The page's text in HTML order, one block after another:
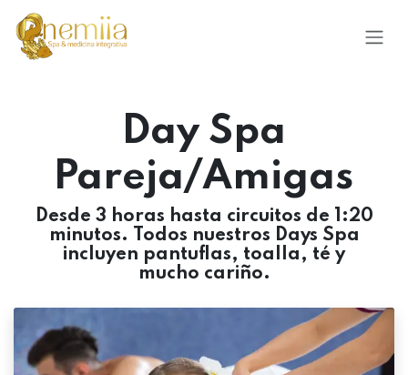
Ir al contenido
Day Spa
Pareja/Amigas
Desde 3 horas hasta circuitos de 1:20
minutos. Todos nuestros Days Spa
incluyen pantuflas, toalla, té y
mucho cariño.